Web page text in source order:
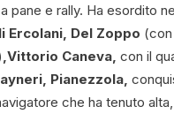
pane e rally. Ha esordito
Ercolani, Del Zoppo
,Vittorio Caneva, con il
Pianezzola,
che ha tenuto